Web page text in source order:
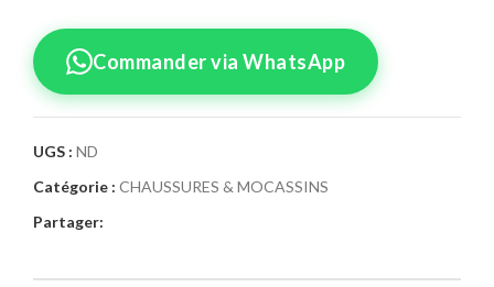
Commander via WhatsApp
UGS : ND
Catégorie : CHAUSSURES & MOCASSINS
Partager: